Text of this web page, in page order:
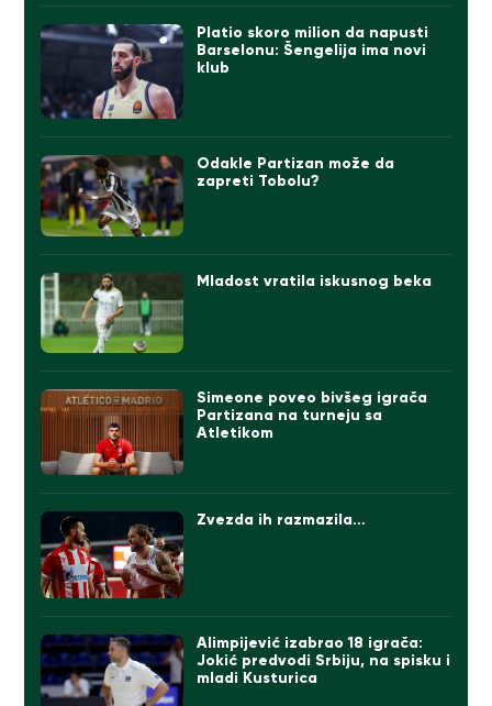
Platio skoro milion da napusti
Barselonu: Šengelija ima novi
klub
Odakle Partizan može da
zapreti Tobolu?
Mladost vratila iskusnog beka
Simeone poveo bivšeg igrača
Partizana na turneju sa
Atletikom
Zvezda ih razmazila…
Alimpijević izabrao 18 igrača:
Jokić predvodi Srbiju, na spisku i
mladi Kusturica